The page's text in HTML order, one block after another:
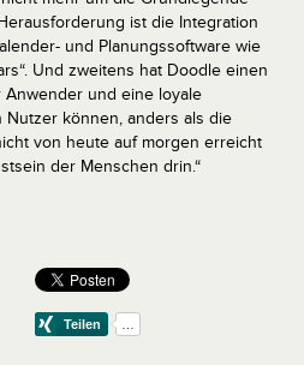
ist die Integration
und Planungssoftware wie
Und zweitens hat Doodle einen
und eine loyale
Nutzer können, anders als die
von heute auf morgen erreicht
der Menschen drin.“